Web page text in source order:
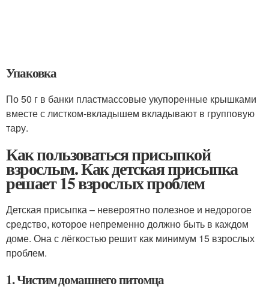
Упаковка
По 50 г в банки пластмассовые укупоренные крышками
вместе с листком-вкладышем вкладывают в групповую
тару.
Как пользоваться присыпкой
взрослым. Как детская присыпка
решает 15 взрослых проблем
Детская присыпка – невероятно полезное и недорогое
средство, которое непременно должно быть в каждом
доме. Она с лёгкостью решит как минимум 15 взрослых
проблем.
1. Чистим домашнего питомца